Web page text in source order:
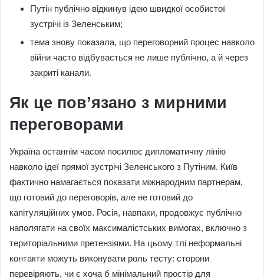
Путін публічно відкинув ідею швидкої особистої
зустрічі із Зеленським;
тема знову показала, що переговорний процес навколо
війни часто відбувається не лише публічно, а й через
закриті канали.
Як це пов’язано з мирними
переговорами
Україна останнім часом посилює дипломатичну лінію
навколо ідеї прямої зустрічі Зеленського з Путіним. Київ
фактично намагається показати міжнародним партнерам,
що готовий до переговорів, але не готовий до
капітуляційних умов. Росія, навпаки, продовжує публічно
наполягати на своїх максималістських вимогах, включно з
територіальними претензіями. На цьому тлі неформальні
контакти можуть виконувати роль тесту: сторони
перевіряють, чи є хоча б мінімальний простір для